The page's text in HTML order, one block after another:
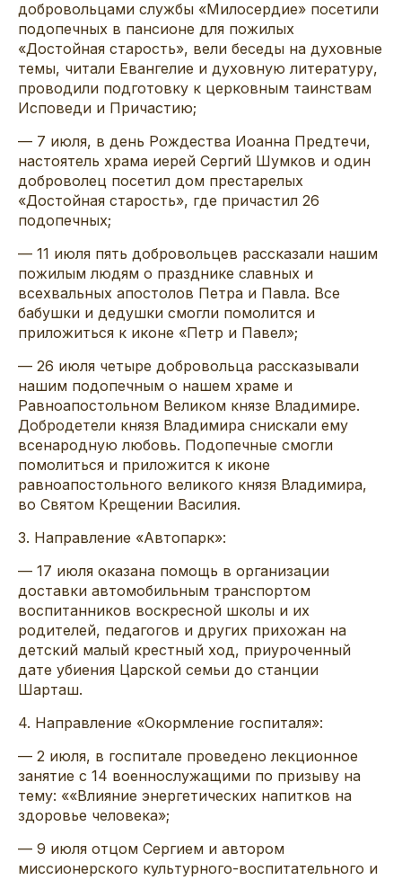
добровольцами службы «Милосердие» посетили
подопечных в пансионе для пожилых
«Достойная старость», вели беседы на духовные
темы, читали Евангелие и духовную литературу,
проводили подготовку к церковным таинствам
Исповеди и Причастию;
— 7 июля, в день Рождества Иоанна Предтечи,
настоятель храма иерей Сергий Шумков и один
доброволец посетил дом престарелых
«Достойная старость», где причастил 26
подопечных;
— 11 июля пять добровольцев рассказали нашим
пожилым людям о празднике славных и
всехвальных апостолов Петра и Павла. Все
бабушки и дедушки смогли помолится и
приложиться к иконе «Петр и Павел»;
— 26 июля четыре добровольца рассказывали
нашим подопечным о нашем храме и
Равноапостольном Великом князе Владимире.
Добродетели князя Владимира снискали ему
всенародную любовь. Подопечные смогли
помолиться и приложится к иконе
равноапостольного великого князя Владимира,
во Святом Крещении Василия.
3. Направление «Автопарк»:
— 17 июля оказана помощь в организации
доставки автомобильным транспортом
воспитанников воскресной школы и их
родителей, педагогов и других прихожан на
детский малый крестный ход, приуроченный
дате убиения Царской семьи до станции
Шарташ.
4. Направление «Окормление госпиталя»:
— 2 июля, в госпитале проведено лекционное
занятие с 14 военнослужащими по призыву на
тему: ««Влияние энергетических напитков на
здоровье человека»;
— 9 июля отцом Сергием и автором
миссионерского культурного-воспитательного и